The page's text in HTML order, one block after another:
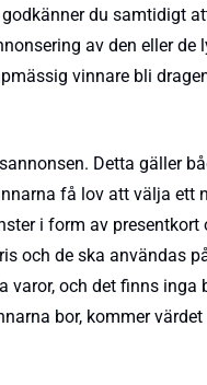
du samtidigt
av den eller
vinnare bli
Detta gäller
få lov att välja
i form av
och de ska användas
varor, och det finns
bor, kommer